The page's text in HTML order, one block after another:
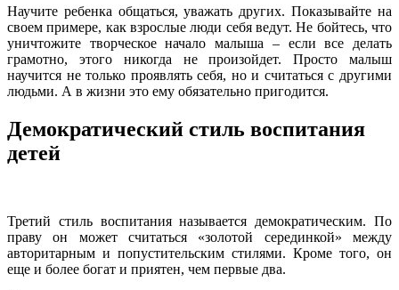
Научите ребенка общаться, уважать других. Показывайте на
своем примере, как взрослые люди себя ведут. Не бойтесь, что
уничтожите творческое начало малыша – если все делать
грамотно, этого никогда не произойдет. Просто малыш
научится не только проявлять себя, но и считаться с другими
людьми. А в жизни это ему обязательно пригодится.
Демократический стиль воспитания
детей
Третий стиль воспитания называется демократическим. По
праву он может считаться «золотой серединкой» между
авторитарным и попустительским стилями. Кроме того, он
еще и более богат и приятен, чем первые два.